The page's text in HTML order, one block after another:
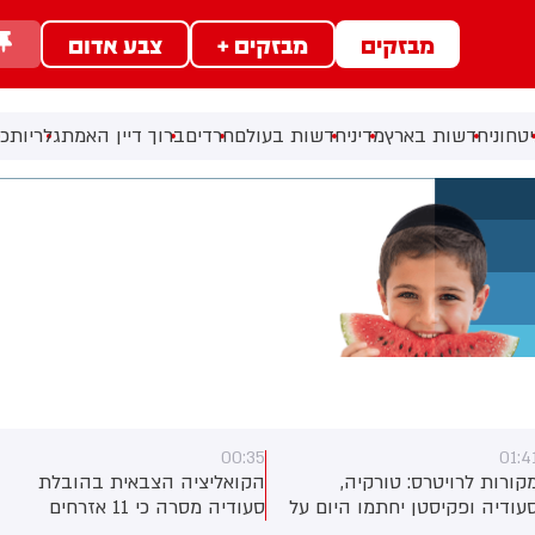
מבזקים מבזקים + צבע אדום
חדשות בארץמדיניחדשות בעולםחרדיםברוך דיין האמתגלריות
לרויטרס: טורקיה,
ופקיסטן יחתמו היום על
00:35
הקואליציה הצבאית בהובלת
סעודיה מסרה כי 11 אזרחים